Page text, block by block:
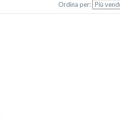
Ordina per: